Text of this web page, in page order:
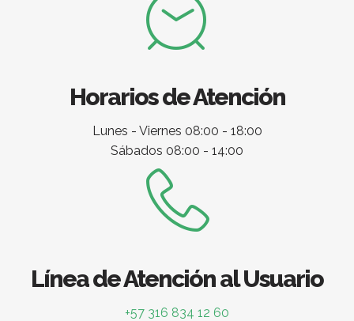
Horarios de Atención
Lunes - Viernes 08:00 - 18:00
Sábados 08:00 - 14:00
Línea de Atención al Usuario
+57 316 834 12 60